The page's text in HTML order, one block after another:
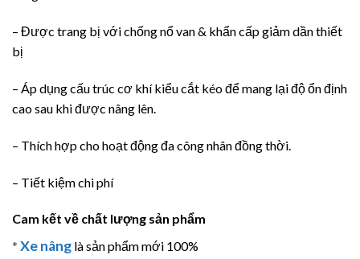
– Được trang bị với chống nổ van & khẩn cấp giảm dần thiết
bị
– Áp dụng cấu trúc cơ khí kiểu cắt kéo để mang lại độ ổn định
cao sau khi được nâng lên.
– Thích hợp cho hoạt động đa công nhân đồng thời.
– Tiết kiệm chi phí
Cam kết về chất lượng sản phẩm
* Xe nâng là sản phẩm mới 100%